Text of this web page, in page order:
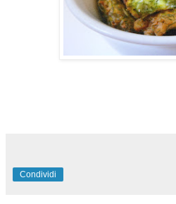
Condividi